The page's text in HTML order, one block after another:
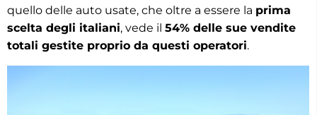
quello delle auto usate, che oltre a essere la prima
scelta degli italiani, vede il 54% delle sue vendite
totali gestite proprio da questi operatori.